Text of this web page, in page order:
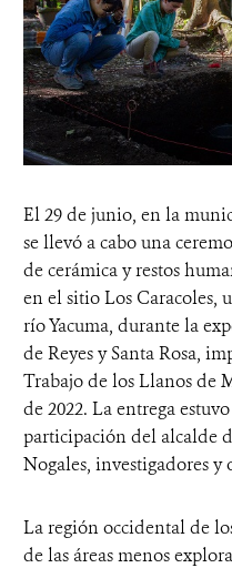
El 29 de junio, en la
se llevó a cabo una
de cerámica y restos
en el sitio Los Caracoles,
río Yacuma, durante la
de Reyes y Santa Rosa,
Trabajo de los Llanos de
de 2022. La entrega
participación del alcalde
Nogales, investigadores y
La región occidental de
de las áreas menos